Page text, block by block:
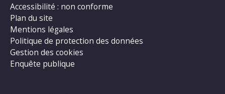
Accessibilité : non conforme
Plan du site
Mentions légales
Politique de protection des données
Gestion des cookies
Enquête publique